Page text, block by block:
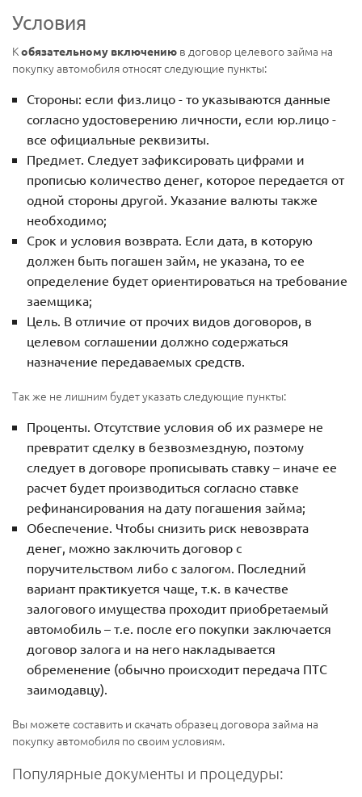
Условия
Кобязательному включению в договор целевого займа на
покупку автомобиля относят следующие пункты:
Стороны: если физ.лицо - то указываются данные
согласно удостоверению личности, если юр.лицо -
все официальные реквизиты.
Предмет. Следует зафиксировать цифрами и
прописью количество денег, которое передается от
одной стороны другой. Указание валюты также
необходимо;
Срок и условия возврата. Если дата, в которую
должен быть погашен займ, не указана, то ее
определение будет ориентироваться на требование
заемщика;
Цель. В отличие от прочих видов договоров, в
целевом соглашении должно содержаться
назначение передаваемых средств.
Так же не лишним будет указать следующие пункты:
Проценты. Отсутствие условия об их размере не
превратит сделку в безвозмездную, поэтому
следует в договоре прописывать ставку – иначе ее
расчет будет производиться согласно ставке
рефинансирования на дату погашения займа;
Обеспечение. Чтобы снизить риск невозврата
денег, можно заключить договор с
поручительством либо с залогом. Последний
вариант практикуется чаще, т.к. в качестве
залогового имущества проходит приобретаемый
автомобиль – т.е. после его покупки заключается
договор залога и на него накладывается
обременение (обычно происходит передача ПТС
заимодавцу).
Вы можете составить и скачать образец договора займа на
покупку автомобиля по своим условиям.
Популярные документы и процедуры: